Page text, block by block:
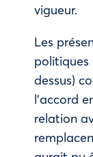
vigueur.
Les
politiques
dessus)
l’accord
relation